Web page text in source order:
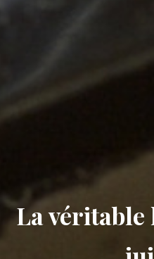
La véritable